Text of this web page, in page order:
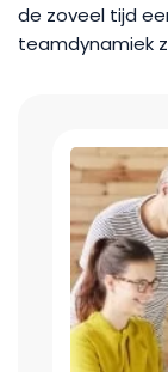
de zoveel tijd
teamdynamiek